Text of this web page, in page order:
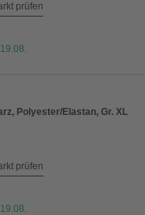
prüfen
Polyester/Elastan, Gr. XL
prüfen